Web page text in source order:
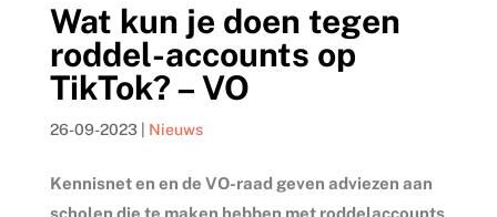
Wat kun je doen tegen
roddel-accounts op
TikTok? – VO
26-09-2023| Nieuws
Kennisnet en en de VO-raad geven adviezen aan
scholen die te maken hebben met roddelaccounts